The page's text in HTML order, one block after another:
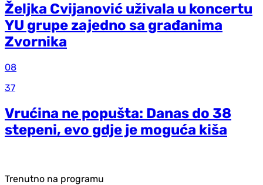
Željka Cvijanović uživala u koncertu
YU grupe zajedno sa građanima
Zvornika
08
37
Vrućina ne popušta: Danas do 38
stepeni, evo gdje je moguća kiša
Trenutno na programu